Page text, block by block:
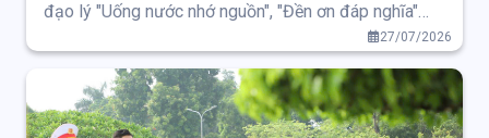
đạo lý "Uống nước nhớ nguồn", "Đền ơn đáp nghĩa"
của dân tộc, ngày 22/7/2026, Trung tâm Chứng nhận
Phù hợp (QUACERT) đã tổ chức chương trình thăm
hỏi, tặng quà các bệnh nhân là thương binh và thân
nhân gia đình liệt sĩ đang điều trị tại Bệnh viện E.
27/07/2026